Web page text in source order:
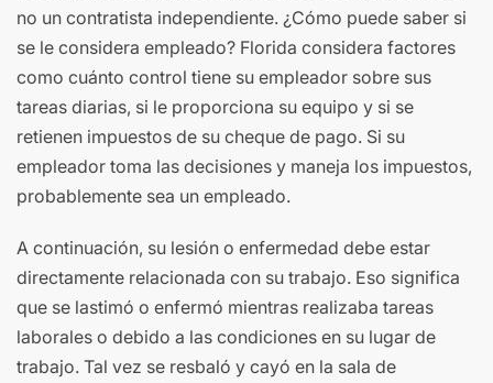
no un contratista independiente. ¿Cómo puede saber si
se le considera empleado? Florida considera factores
como cuánto control tiene su empleador sobre sus
tareas diarias, si le proporciona su equipo y si se
retienen impuestos de su cheque de pago. Si su
empleador toma las decisiones y maneja los impuestos,
probablemente sea un empleado.
A continuación, su lesión o enfermedad debe estar
directamente relacionada con su trabajo. Eso significa
que se lastimó o enfermó mientras realizaba tareas
laborales o debido a las condiciones en su lugar de
trabajo. Tal vez se resbaló y cayó en la sala de